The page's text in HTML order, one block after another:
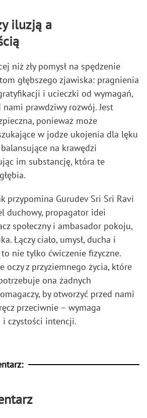
iluzją a
niż zły pomysł na spędzenie
głębszego zjawiska: pragnienia
i ucieczki od wymagań,
prawdziwy rozwój. Jest
ponieważ może
w jodze ukojenia dla lęku
na krawędzi
im substancję, która te
przypomina Gurudev Sri Sri Ravi
duchowy, propagator idei
społeczny i ambasador pokoju,
Łączy ciało, umysł, ducha i
nie tylko ćwiczenie fizyczne.
oczy z przyziemnego życia, które
ona żadnych
by otworzyć przed nami
przeciwnie – wymaga
i czystości intencji.